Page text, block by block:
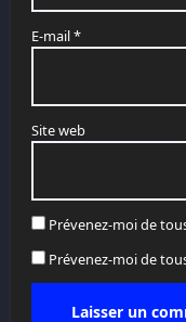
E-mail*
Site web
Prévenez-moi de
Prévenez-moi de